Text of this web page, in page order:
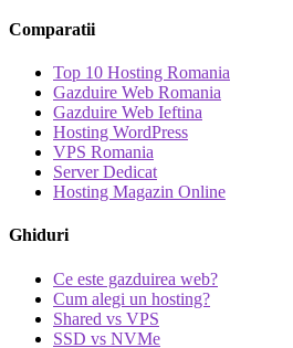
Comparatii
Top 10 Hosting Romania
Gazduire Web Romania
Gazduire Web Ieftina
Hosting WordPress
VPS Romania
Server Dedicat
Hosting Magazin Online
Ghiduri
Ce este gazduirea web?
Cum alegi un hosting?
Shared vs VPS
SSD vs NVMe